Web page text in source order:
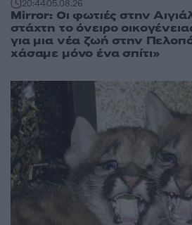
20:4405.08.26
Mirror: Οι φωτιές στην
στάχτη το όνειρο
για μια νέα ζωή στην
χάσαμε μόνο ένα σπίτι»